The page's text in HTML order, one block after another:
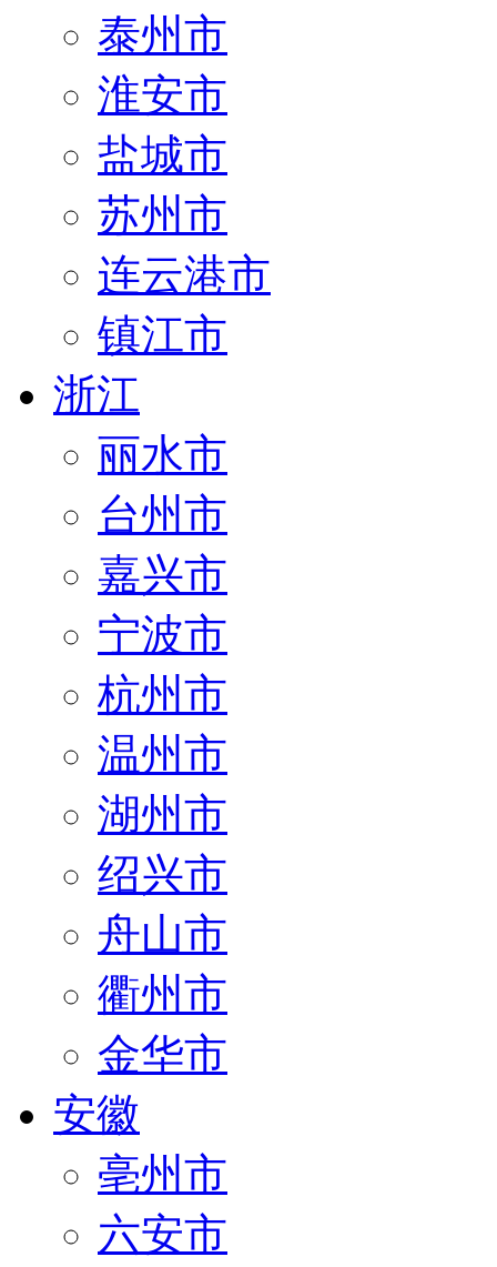
泰州市
淮安市
盐城市
苏州市
连云港市
镇江市
浙江
丽水市
台州市
嘉兴市
宁波市
杭州市
温州市
湖州市
绍兴市
舟山市
衢州市
金华市
安徽
亳州市
六安市